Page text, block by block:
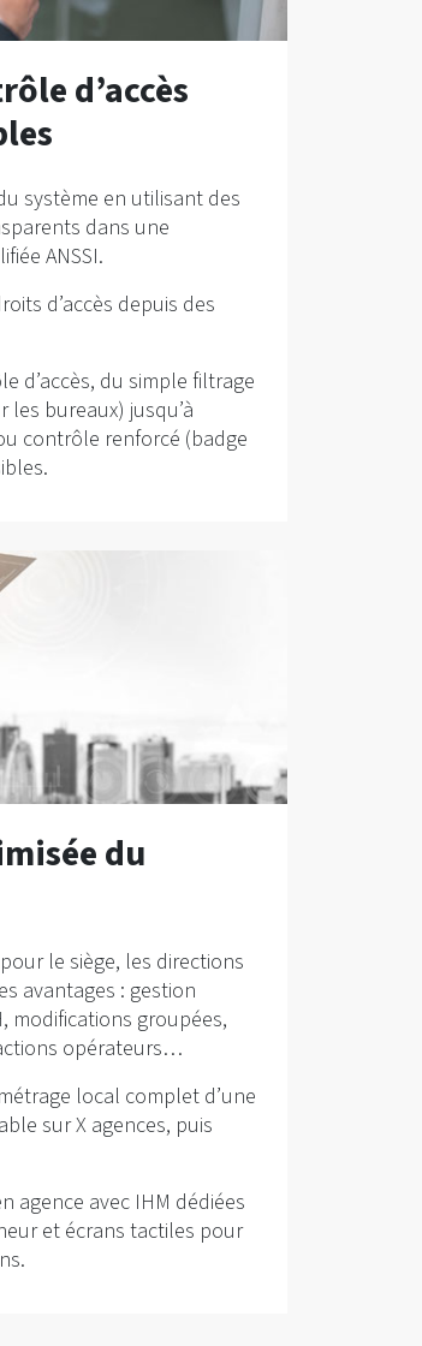
d’accès
système en utilisant des
dans une
ANSSI.
d’accès depuis des
d’accès, du simple filtrage
bureaux) jusqu’à
contrôle renforcé (badge
du
le siège, les directions
avantages : gestion
modifications groupées,
opérateurs…
local complet d’une
sur X agences, puis
agence avec IHM dédiées
et écrans tactiles pour